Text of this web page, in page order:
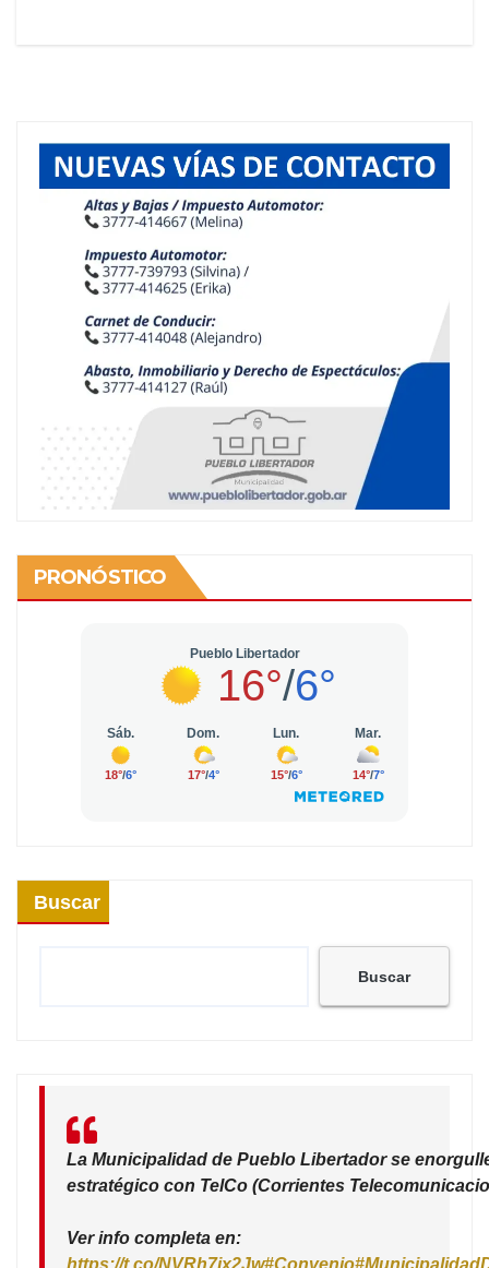
PRONÓSTICO
Buscar
Buscar
La Municipalidad de Pueblo Libertador se
estratégico con TelCo (Corrientes
Ver info completa en: